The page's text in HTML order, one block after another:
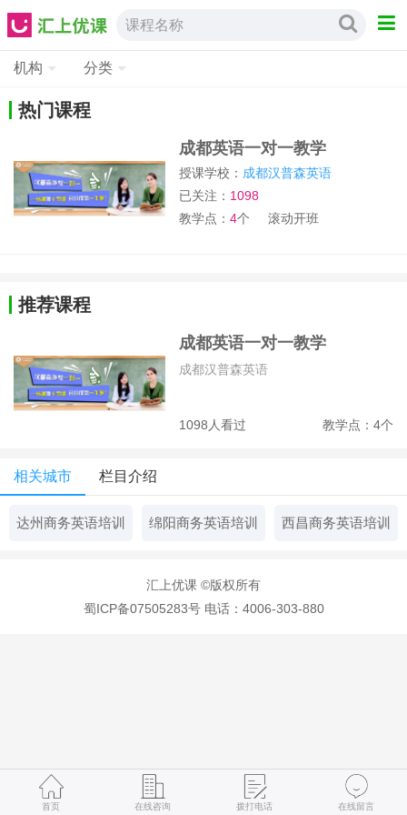
课程名称
机构 分类
热门课程
成都英语一对一教学
授课学校： 成都汉普森英语
已关注： 1098
教学点：4个 滚动开班
推荐课程
成都英语一对一教学
1098人看过 教学点：4个
成都汉普森英语
相关城市 栏目介绍
达州商务英语培训 绵阳商务英语培训 西昌商务英语培训
汇上优课 ©版权所有
蜀ICP备07505283号电话：4006-303-880
首页 在线咨询 拨打电话 在线留言